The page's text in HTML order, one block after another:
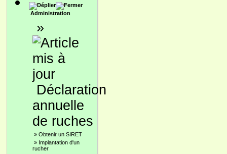
Administration
»
Déclaration
annuelle
de ruches
» Obtenir un SIRET
» Implantation d'un
rucher